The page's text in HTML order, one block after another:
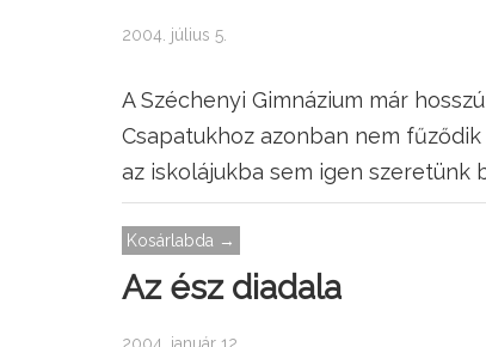
2004. július 5.
A Széchenyi Gimnázium már
Csapatukhoz azonban nem
az iskolájukba sem igen szeretünk
Kosárlabda →
Az ész diadala
2004. január 12.